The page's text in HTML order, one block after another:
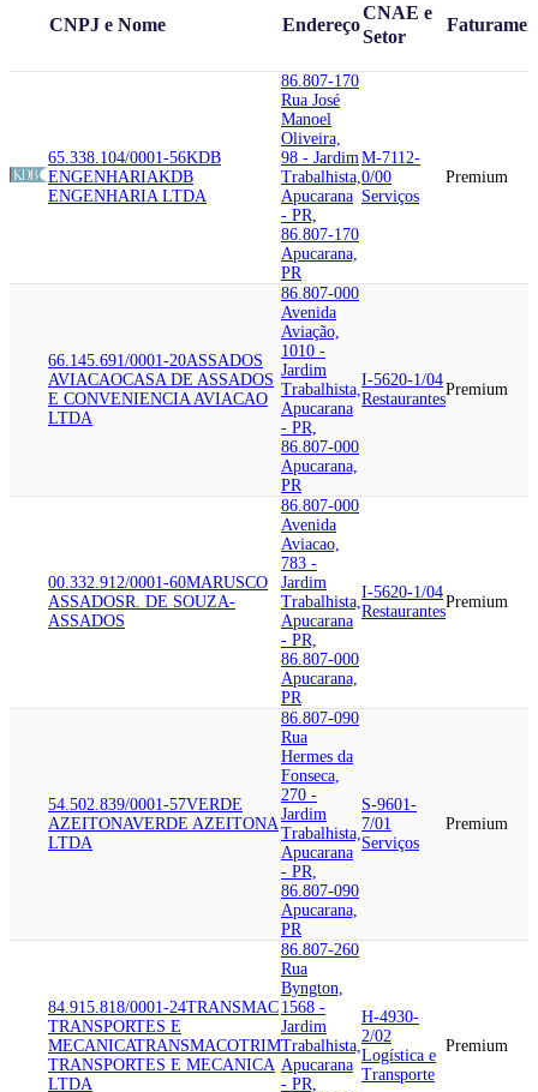
CNPJ e Nome Endereço
CNAE e
Setor
65.338.104/0001-56KDB
ENGENHARIAKDB
ENGENHARIA LTDA
86.807-170
Rua José
Manoel
Oliveira,
98 - Jardim
Trabalhista,
Apucarana
- PR,
86.807-170
Apucarana,
PR
M-7112-
0/00
Serviços
Premium
66.145.691/0001-20ASSADOS
AVIACAOCASA DE ASSADOS
E CONVENIENCIA AVIACAO
LTDA
86.807-000
Avenida
Aviação,
1010 -
Jardim
Trabalhista,
Apucarana
- PR,
86.807-000
Apucarana,
PR
I-5620-1/04
Restaurantes
Premium
00.332.912/0001-60MARUSCO
ASSADOSR. DE SOUZA-
ASSADOS
86.807-000
Avenida
Aviacao,
783 -
Jardim
Trabalhista,
Apucarana
- PR,
86.807-000
Apucarana,
PR
I-5620-1/04
Restaurantes
Premium
54.502.839/0001-57VERDE
AZEITONAVERDE AZEITONA
LTDA
86.807-090
Rua
Hermes da
Fonseca,
270 -
Jardim
Trabalhista,
Apucarana
- PR,
86.807-090
Apucarana,
PR
S-9601-
7/01
Serviços
Premium
84.915.818/0001-24TRANSMAC
TRANSPORTES E
MECANICATRANSMACOTRIM
TRANSPORTES E MECANICA
LTDA
86.807-260
Rua
Byngton,
1568 -
Jardim
Trabalhista,
Apucarana
- PR,
H-4930-
2/02
Logística e
Transporte
Premium